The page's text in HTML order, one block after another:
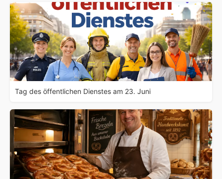
Tag des öffentlichen Dienstes am 23. Juni